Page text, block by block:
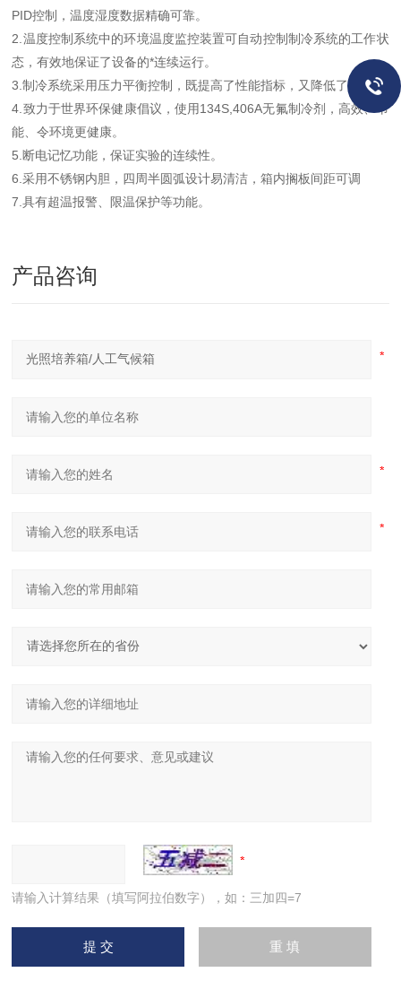
PID控制，温度湿度数据精确可靠。
2.温度控制系统中的环境温度监控装置可自动控制制冷系统的工作状
态，有效地保证了设备的*连续运行。
3.制冷系统采用压力平衡控制，既提高了性能指标，又降低了功耗。
4.致力于世界环保健康倡议，使用134S,406A无氟制冷剂，高效、节
能、令环境更健康。
5.断电记忆功能，保证实验的连续性。
6.采用不锈钢内胆，四周半圆弧设计易清洁，箱内搁板间距可调
7.具有超温报警、限温保护等功能。
产品咨询
请输入计算结果（填写阿拉伯数字），如：三加四=7